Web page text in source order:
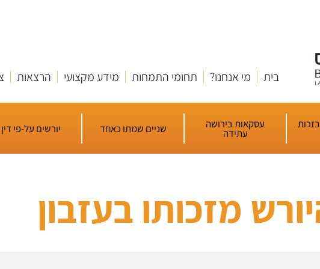
בית מי אנחנו? תחומי התמחות מידע מקצועי הרצאות
עסקאות בירושה
עתידה שניים שמתו כאחד יורשים על-פי דין
מזכותו בעזבון